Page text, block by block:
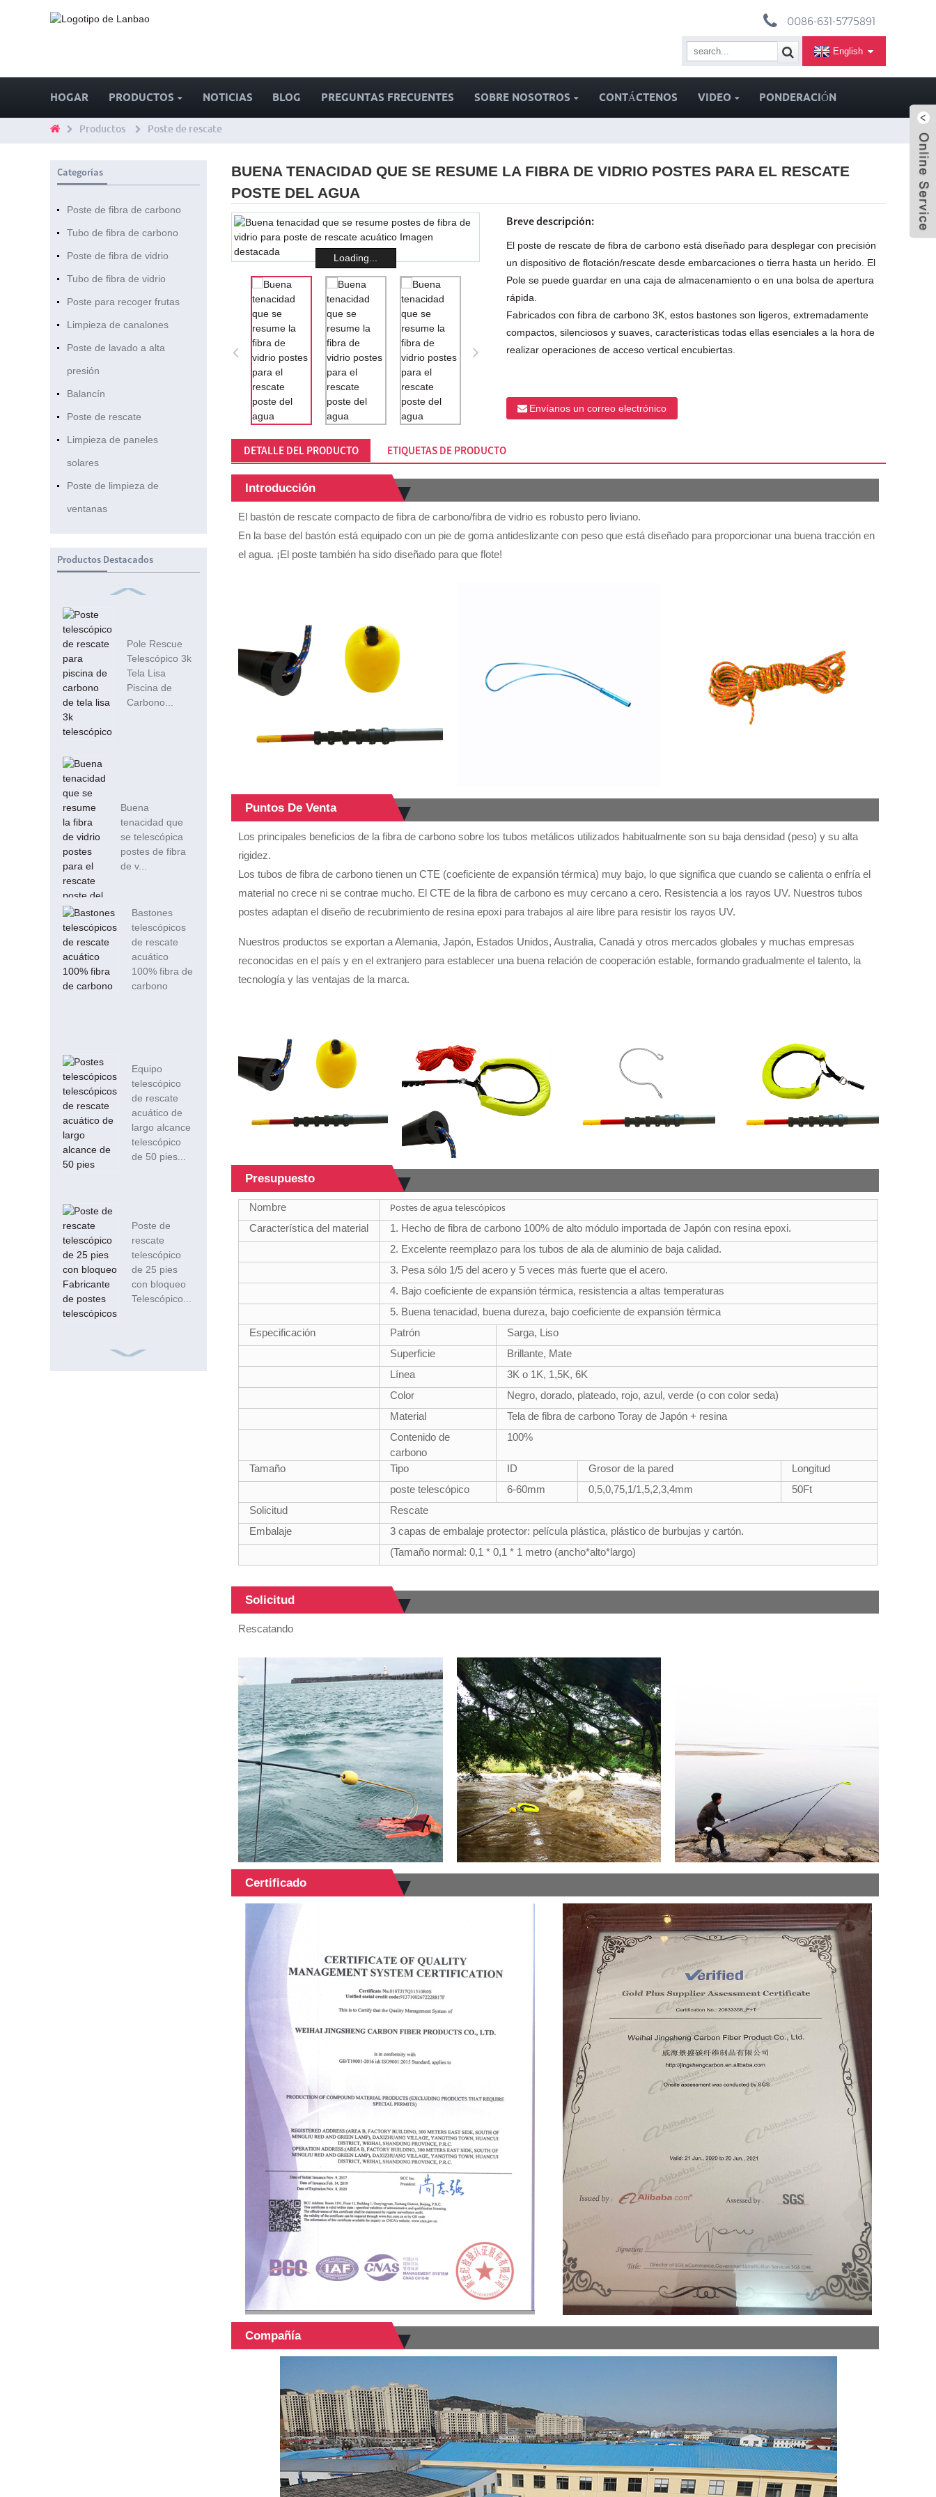
0086-631-5775891
English
HOGAR PRODUCTOS NOTICIAS BLOG PREGUNTAS FRECUENTES SOBRE NOSOTROS CONTÁCTENOS VIDEO PONDERACIÓN
Productos Poste de rescate
Categorías
Poste de fibra de carbono
Tubo de fibra de carbono
Poste de fibra de vidrio
Tubo de fibra de vidrio
Poste para recoger frutas
Limpieza de canalones
Poste de lavado a alta
presión
Balancín
Poste de rescate
Limpieza de paneles
solares
Poste de limpieza de
ventanas
Productos Destacados
Pole Rescue
Telescópico 3k
Tela Lisa
Piscina de
Carbono...
Buena
tenacidad que
se telescópica
postes de fibra
de v...
Bastones
telescópicos
de rescate
acuático
100% fibra de
carbono
Equipo
telescópico
de rescate
acuático de
largo alcance
telescópico
de 50 pies...
Poste de
rescate
telescópico
de 25 pies
con bloqueo
Telescópico...
BUENA TENACIDAD QUE SE RESUME LA FIBRA DE VIDRIO POSTES PARA EL RESCATE
POSTE DEL AGUA
Loading...
Breve descripción:
El poste de rescate de fibra de carbono está diseñado para desplegar con precisión
un dispositivo de flotación/rescate desde embarcaciones o tierra hasta un herido. El
Pole se puede guardar en una caja de almacenamiento o en una bolsa de apertura
rápida.
Fabricados con fibra de carbono 3K, estos bastones son ligeros, extremadamente
compactos, silenciosos y suaves, características todas ellas esenciales a la hora de
realizar operaciones de acceso vertical encubiertas.
Envíanos un correo electrónico
DETALLE DEL PRODUCTO ETIQUETAS DE PRODUCTO
Introducción
El bastón de rescate compacto de fibra de carbono/fibra de vidrio es robusto pero liviano.
En la base del bastón está equipado con un pie de goma antideslizante con peso que está diseñado para proporcionar una buena tracción en
el agua. ¡El poste también ha sido diseñado para que flote!
Puntos De Venta
Los principales beneficios de la fibra de carbono sobre los tubos metálicos utilizados habitualmente son su baja densidad (peso) y su alta
rigidez.
Los tubos de fibra de carbono tienen un CTE (coeficiente de expansión térmica) muy bajo, lo que significa que cuando se calienta o enfría el
material no crece ni se contrae mucho. El CTE de la fibra de carbono es muy cercano a cero. Resistencia a los rayos UV. Nuestros tubos
postes adaptan el diseño de recubrimiento de resina epoxi para trabajos al aire libre para resistir los rayos UV.
Nuestros productos se exportan a Alemania, Japón, Estados Unidos, Australia, Canadá y otros mercados globales y muchas empresas
reconocidas en el país y en el extranjero para establecer una buena relación de cooperación estable, formando gradualmente el talento, la
tecnología y las ventajas de la marca.
Presupuesto
Nombre Postes de agua telescópicos
Característica del material
1. Hecho de fibra de carbono 100% de alto módulo importada de Japón con resina epoxi.
2. Excelente reemplazo para los tubos de ala de aluminio de baja calidad.
3. Pesa sólo 1/5 del acero y 5 veces más fuerte que el acero.
4. Bajo coeficiente de expansión térmica, resistencia a altas temperaturas
5. Buena tenacidad, buena dureza, bajo coeficiente de expansión térmica
Especificación
Patrón
Sarga, Liso
Superficie
Brillante, Mate
Línea
3K o 1K, 1,5K, 6K
Color
Negro, dorado, plateado, rojo, azul, verde (o con color seda)
Material
Tela de fibra de carbono Toray de Japón + resina
Contenido de
carbono
100%
Tamaño Tipo ID Grosor de la pared
Longitud
poste telescópico
6-60mm 0,5,0,75,1/1,5,2,3,4mm 50Ft
Solicitud
Rescate
Embalaje
3 capas de embalaje protector: película plástica, plástico de burbujas y cartón.
(Tamaño normal: 0,1 * 0,1 * 1 metro (ancho*alto*largo)
Solicitud
Rescatando
Certificado
Compañía